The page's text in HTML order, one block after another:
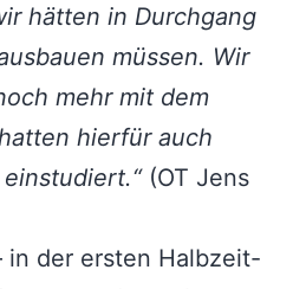
hätten in Durchgang
müssen. Wir
mehr mit dem
hierfür auch
(OT Jens
in der ersten Halbzeit-